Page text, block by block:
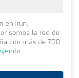
en Irun,
somos la red de
con más de 700